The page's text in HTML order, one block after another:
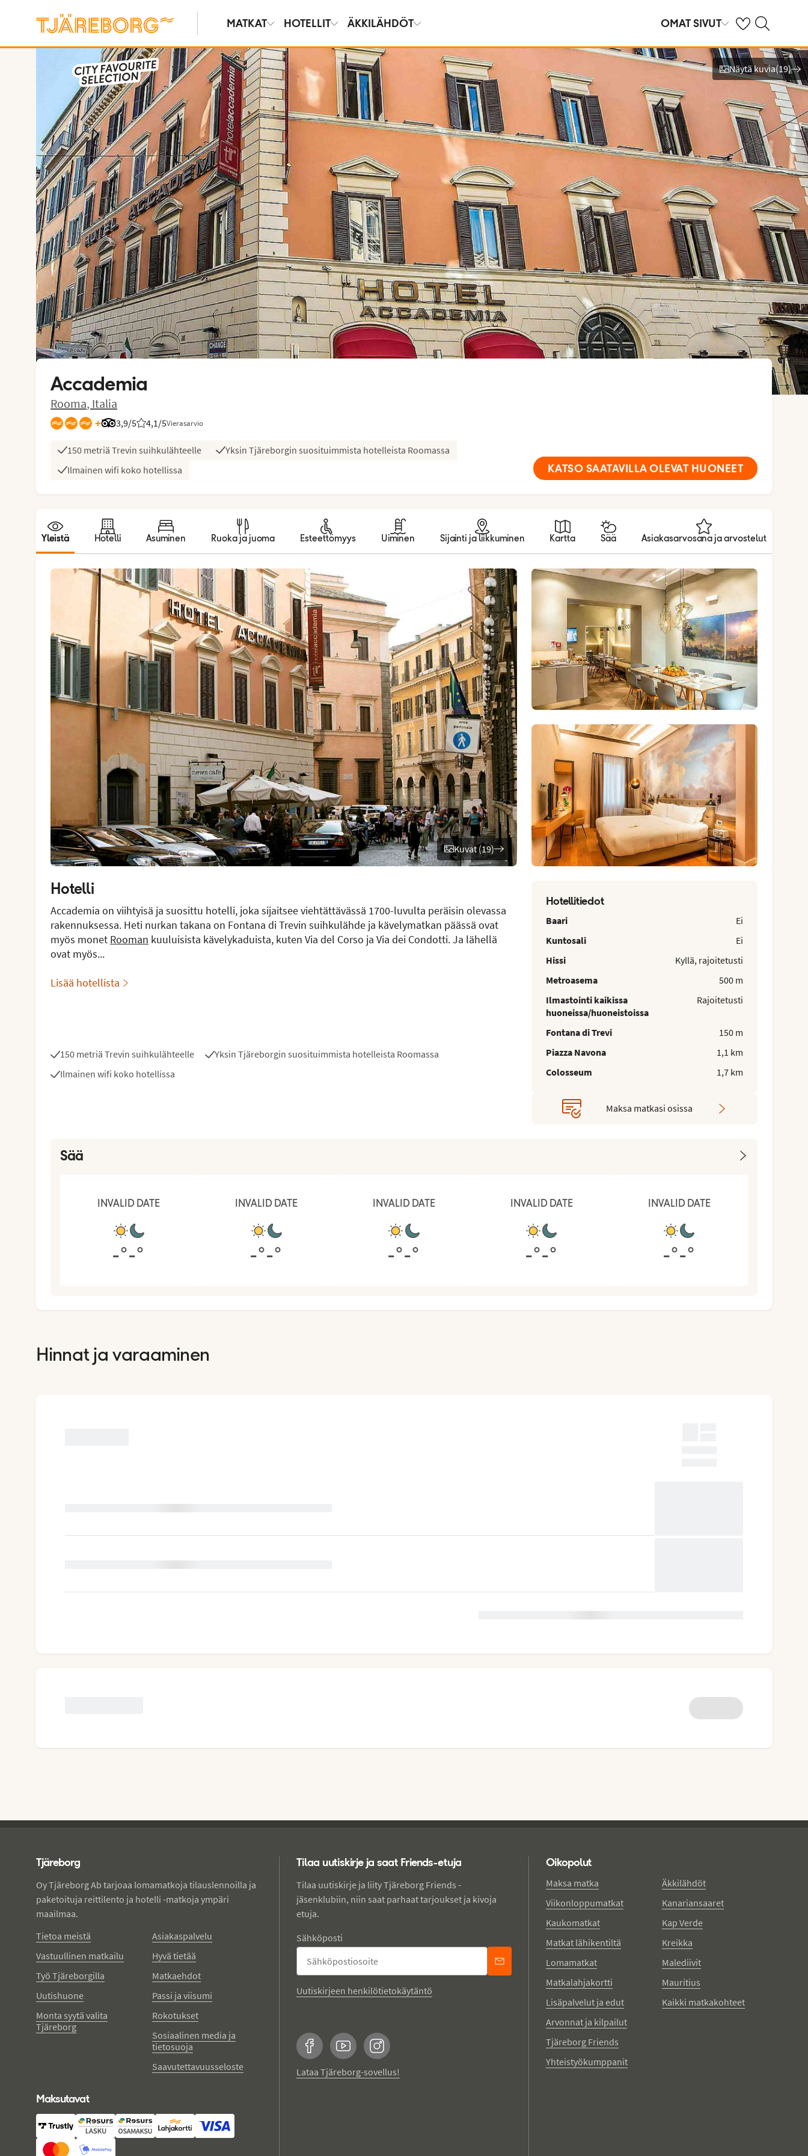
MATKAT HOTELLIT ÄKKILÄHDÖT OMAT SIVUT OmatHaku
Näytä kuvia
Näytä kuvia(19)
Accademia
Rooma, Italia
+ 3,9/5
Arvostelut Tripadvisorista: 3.9 of 5
4,1 /5Vierasarvio
Asiakkaidemme arviot: 4.1/5
150 metriä Trevin suihkulähteelle
Yksin Tjäreborgin suosituimmista hotelleista Roomassa
Ilmainen wifi koko hotellissa
KATSO SAATAVILLA OLEVAT HUONEET
Yleistä Hotelli Asuminen Ruoka ja juoma Esteettömyys Uiminen Sijainti ja liikkuminen Kartta Sää Asiakasarvosana ja arvostelut
Hotelli
Accademia on viihtyisä ja suosittu hotelli, joka sijaitsee viehtättävässä 1700-luvulta peräisin olevassa
rakennuksessa. Heti nurkan takana on Fontana di Trevin suihkulähde ja kävelymatkan päässä ovat
myös monet Rooman kuuluisista kävelykaduista, kuten Via del Corso ja Via dei Condotti. Ja lähellä
ovat myös...
Lisää hotellista
150 metriä Trevin suihkulähteelle
Yksin Tjäreborgin suosituimmista hotelleista Roomassa
Ilmainen wifi koko hotellissa
Hotellitiedot
Baari
Ei
Kuntosali
Ei
Hissi
Kyllä, rajoitetusti
Metroasema
500 m
Ilmastointi kaikissa
huoneissa/huoneistoissa
Rajoitetusti
Fontana di Trevi
150 m
Piazza Navona
1,1 km
Colosseum
1,7 km
Maksa matkasi osissa
Kuvat (19)
Sää
INVALID DATE
-°-°
INVALID DATE
-°-°
INVALID DATE
-°-°
INVALID DATE
-°-°
INVALID DATE
-°-°
Hinnat ja varaaminen
Tjäreborg
Oy Tjäreborg Ab tarjoaa lomamatkoja tilauslennoilla ja
paketoituja reittilento ja hotelli -matkoja ympäri
maailmaa.
Tietoa meistä
Vastuullinen matkailu
Työ Tjäreborgilla
Uutishuone
Monta syytä valita
Tjäreborg
Asiakaspalvelu
Hyvä tietää
Matkaehdot
Passi ja viisumi
Rokotukset
Sosiaalinen media ja
tietosuoja
Saavutettavuusseloste
Maksutavat
Tilaa uutiskirje ja saat Friends-etuja
Tilaa uutiskirje ja liity Tjäreborg Friends -
jäsenklubiin, niin saat parhaat tarjoukset ja kivoja
etuja.
Sähköposti
Uutiskirjeen henkilötietokäytäntö
FacebookYouTubeInstagram
Lataa Tjäreborg-sovellus!
Oikopolut
Maksa matka
Viikonloppumatkat
Kaukomatkat
Matkat lähikentiltä
Lomamatkat
Matkalahjakortti
Lisäpalvelut ja edut
Arvonnat ja kilpailut
Tjäreborg Friends
Yhteistyökumppanit
Äkkilähdöt
Kanariansaaret
Kap Verde
Kreikka
Malediivit
Mauritius
Kaikki matkakohteet